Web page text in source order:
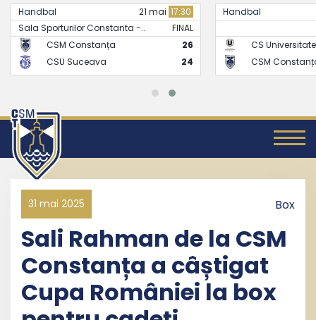
Handbal 21 mai 17:30
Sala Sporturilor Constanta -..
FINAL
CSM Constanța
26
CSU Suceava
24
Handbal
CS
CSM
31 mai 2025 Box
Sali Rahman de la CSM
Constanța a câștigat
Cupa României la box